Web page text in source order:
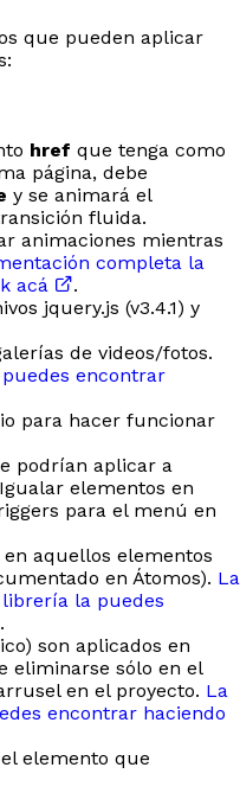
que pueden aplicar
href que tenga como
página, debe
y se animará el
fluida.
animaciones mientras
completa la
acá
.
jquery.js (v3.4.1) y
de videos/fotos.
encontrar
para hacer funcionar
podrían aplicar a
elementos en
para el menú en
en aquellos elementos
en Átomos). La
la puedes
.
son aplicados en
eliminarse sólo en el
en el proyecto. La
encontrar haciendo
elemento que